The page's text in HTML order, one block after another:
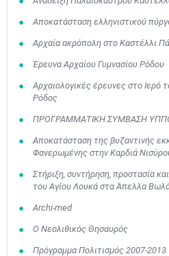
Αποκατάσταση ελληνιστικού
Αρχαία ακρόπολη στο Καστέλλι
Έρευνα Αρχαίου Γυμνασίου Ρόδου
Αρχαιολογικές έρευνες στο Ιερό
Ρόδος
ΠΡΟΓΡΑΜΜΑΤΙΚΗ ΣΥΜΒΑΣΗ
Αποκατάσταση της βυζαντινής
Φανερωμένης στην Καρδιά
Στήριξη, συντήρηση, προστασία
του Αγίου Λουκά στα Άπελλα
Archi-med
Ο Νεολιθικός Θησαυρός
Πρόγραμμα Πολιτισμός 2007-2013